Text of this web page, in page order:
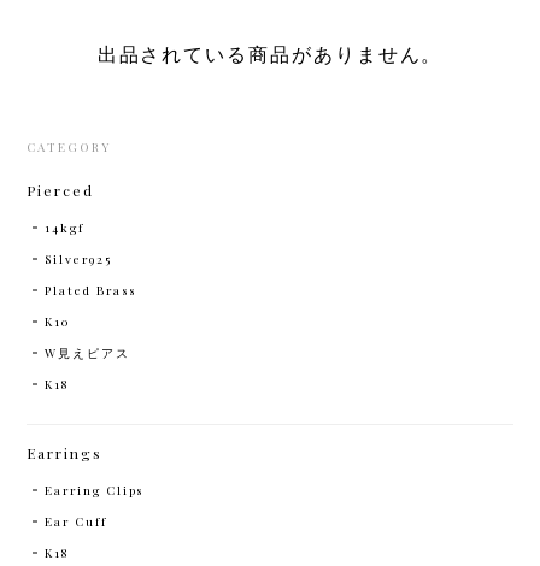
出品されている商品がありません。
CATEGORY
Pierced
14kgf
Silver925
Plated Brass
K10
W見えピアス
K18
Earrings
Earring Clips
Ear Cuff
K18